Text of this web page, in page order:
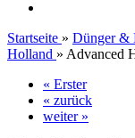
Startseite » Dünger &
Holland » Advanced
« Erster
« zurück
weiter »